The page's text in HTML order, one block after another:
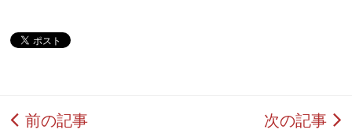
前の記事 次の記事